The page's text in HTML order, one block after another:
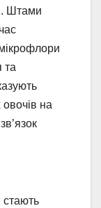
Штами
та
на
стають